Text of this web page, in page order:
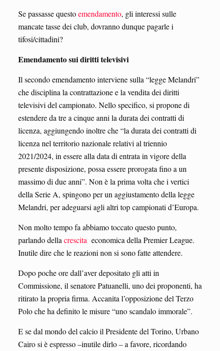
Se passasse questoemendamento, gli interessi sulle
mancate tasse dei club, dovranno dunque pagarle i
tifosi/cittadini?
Emendamento sui diritti televisivi
Il secondo emendamento interviene sulla “legge Melandri”
che disciplina la contrattazione e la vendita dei diritti
televisivi del campionato. Nello specifico, si propone di
estendere da tre a cinque anni la durata dei contratti di
licenza, aggiungendo inoltre che “la durata dei contratti di
licenza nel territorio nazionale relativi al triennio
2021/2024, in essere alla data di entrata in vigore della
presente disposizione, possa essere prorogata fino a un
massimo di due anni”. Non è la prima volta che i vertici
della Serie A, spingono per un aggiustamento della legge
Melandri, per adeguarsi agli altri top campionati d’Europa.
Non molto tempo fa abbiamo toccato questo punto,
parlando della crescita economica della Premier League.
Inutile dire che le reazioni non si sono fatte attendere.
Dopo poche ore dall’aver depositato gli atti in
Commissione, il senatore Patuanelli, uno dei proponenti, ha
ritirato la propria firma. Accanita l’opposizione del Terzo
Polo che ha definito le misure “uno scandalo immorale”.
E se dal mondo del calcio il Presidente del Torino, Urbano
Cairo si è espresso –inutile dirlo – a favore, ricordando